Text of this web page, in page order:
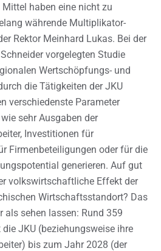
haben eine nicht zu
währende Multiplikator-
Rektor Meinhard Lukas. Bei der
vorgelegten Studie
Wertschöpfungs- und
die Tätigkeiten der JKU
verschiedenste Parameter
sehr Ausgaben der
Investitionen für
Firmenbeteiligungen oder für die
generieren. Auf gut
volkswirtschaftliche Effekt der
Wirtschaftsstandort? Das
als sehen lassen: Rund 359
JKU (beziehungsweise ihre
bis zum Jahr 2028 (der